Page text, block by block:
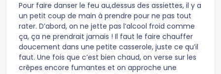
Pour faire danser le feu au,dessus des assiettes, il y a
un petit coup de main à prendre pour ne pas tout
rater. D’abord, on ne jette pas l’alcool froid comme
ça, ça ne prendrait jamais ! Il faut le faire chauffer
doucement dans une petite casserole, juste ce qu’il
faut. Une fois que c’est bien chaud, on verse sur les
crêpes encore fumantes et on approche une